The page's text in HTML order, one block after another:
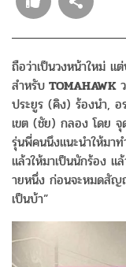
ถือว่าเป็นวงหน้าใหม่ แ
สำหรับ TOMAHAWK
ประยูร (คิง) ร้องนำ,
เขต (ชัย) กลอง โดย จุ
รุ่นพี่คนนึงแนะนำให้มา
แล้วให้มาเป็นนักร้อง แ
ายหนึ่ง ก่อนจะหมดสัญ
เป็นบ้า”